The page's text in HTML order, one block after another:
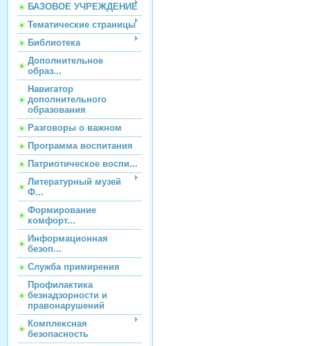
БАЗОВОЕ УЧРЕЖДЕНИЕ
Тематические страницы
Библиотека
Дополнительное
образ...
Навигатор
дополнительного
образования
Разговоры о важном
Программа воспитания
Патриотическое воспи...
Литературный музей
Ф...
Формирование
комфорт...
Информационная
безоп...
Служба примирения
Профилактика
безнадзорности и
правонарушений
Комплексная
безопасность